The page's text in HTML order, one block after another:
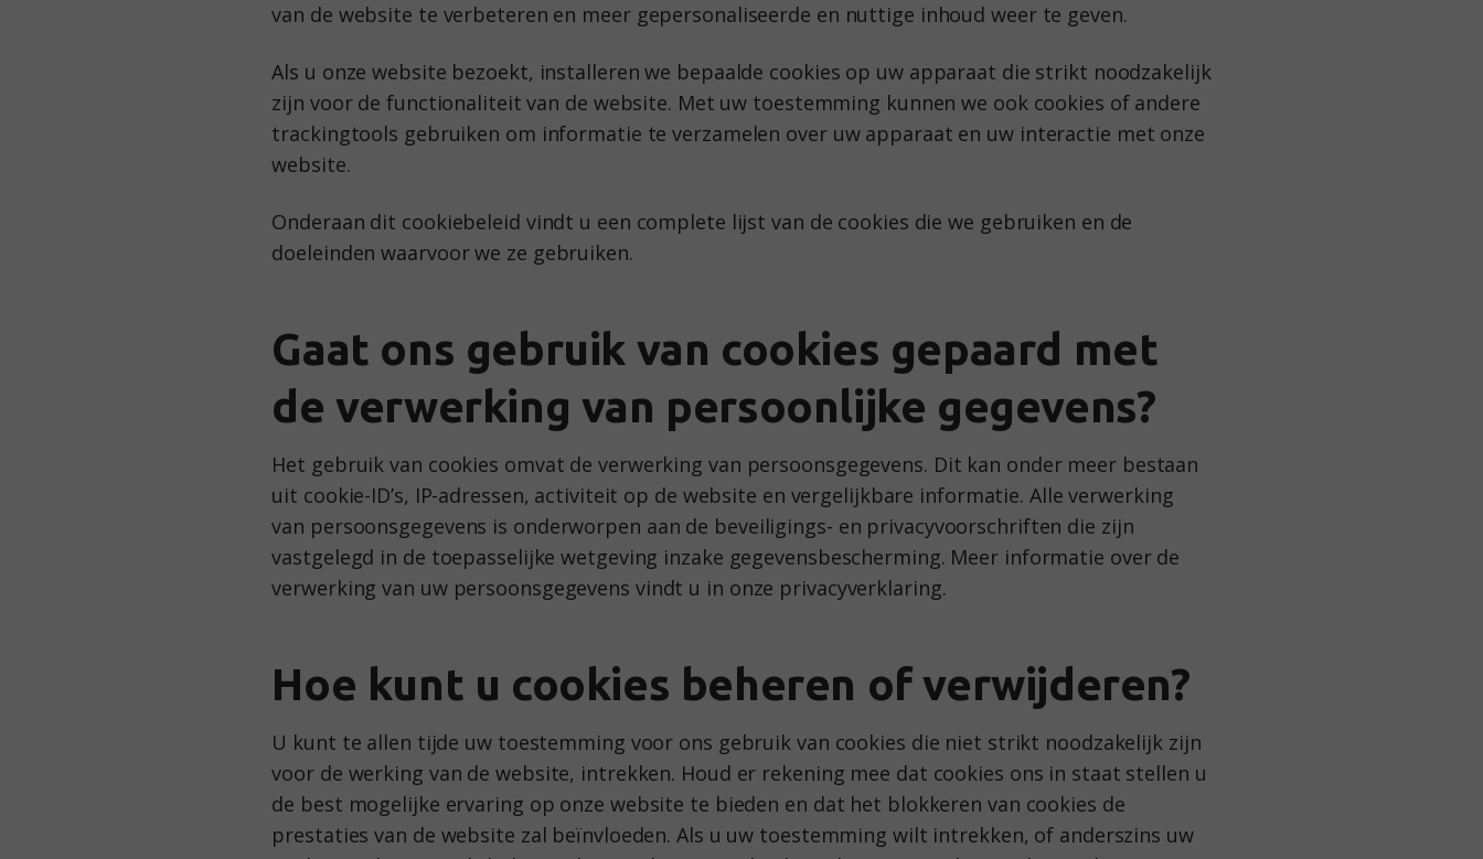
van de website te verbeteren en meer gepersonaliseerde en nuttige inhoud weer te geven.
Als u onze website bezoekt, installeren we bepaalde cookies op uw apparaat die strikt noodzakelijk
zijn voor de functionaliteit van de website. Met uw toestemming kunnen we ook cookies of andere
trackingtools gebruiken om informatie te verzamelen over uw apparaat en uw interactie met onze
website.
Onderaan dit cookiebeleid vindt u een complete lijst van de cookies die we gebruiken en de
doeleinden waarvoor we ze gebruiken.
Gaat ons gebruik van cookies gepaard met
de verwerking van persoonlijke gegevens?
Het gebruik van cookies omvat de verwerking van persoonsgegevens. Dit kan onder meer bestaan
uit cookie-ID’s, IP-adressen, activiteit op de website en vergelijkbare informatie. Alle verwerking
van persoonsgegevens is onderworpen aan de beveiligings- en privacyvoorschriften die zijn
vastgelegd in de toepasselijke wetgeving inzake gegevensbescherming. Meer informatie over de
verwerking van uw persoonsgegevens vindt u in onze privacyverklaring.
Hoe kunt u cookies beheren of verwijderen?
U kunt te allen tijde uw toestemming voor ons gebruik van cookies die niet strikt noodzakelijk zijn
voor de werking van de website, intrekken. Houd er rekening mee dat cookies ons in staat stellen u
de best mogelijke ervaring op onze website te bieden en dat het blokkeren van cookies de
prestaties van de website zal beïnvloeden. Als u uw toestemming wilt intrekken, of anderszins uw